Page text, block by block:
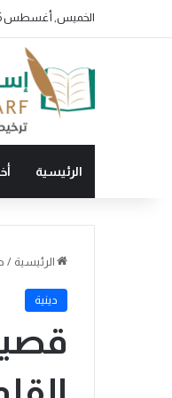
الخميس, أغسطس 6 2026
الرئيسية
الرئيسية /
دينية